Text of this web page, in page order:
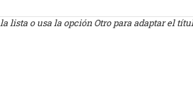
lista o usa la opción Otro para adaptar el